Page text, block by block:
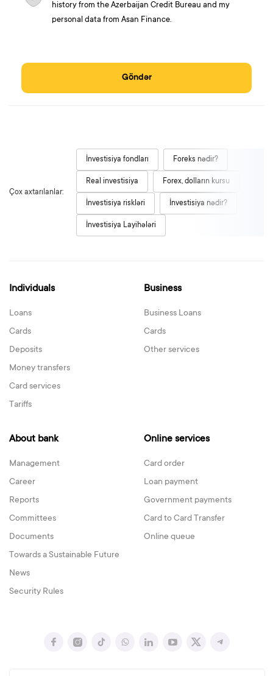
history from the Azerbaijan Credit Bureau and my
personal data from Asan Finance.
Göndər
Çox axtarılanlar:
İnvestisiya fondları Foreks nədir?
Real investisiya Forex, dolların kursu
İnvestisiya riskləri İnvestisiya nədir?
İnvestisiya Layihələri
Individuals
Loans
Cards
Deposits
Money transfers
Card services
Tariffs
Business
Business Loans
Cards
Other services
About bank
Management
Career
Reports
Committees
Documents
Towards a Sustainable Future
News
Security Rules
Online services
Card order
Loan payment
Government payments
Card to Card Transfer
Online queue